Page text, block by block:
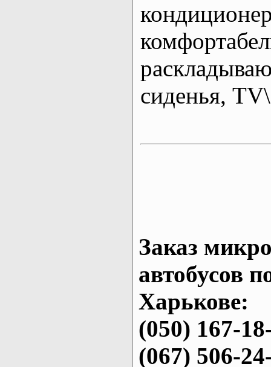
сиденья,
Заказ
автобусов
Харькове:
(050) 167-
(067) 506-